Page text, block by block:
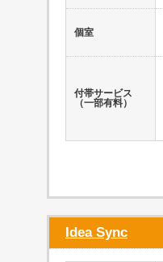
個室
付帯サービス
（一部有料）
Idea Sync